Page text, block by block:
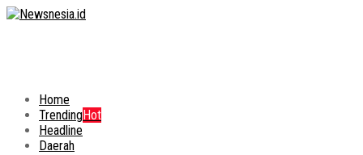
Home
TrendingHot
Headline
Daerah